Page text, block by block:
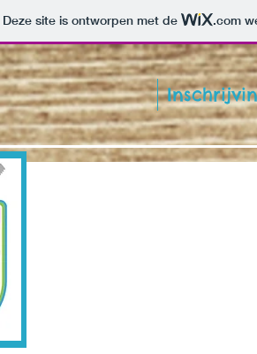
Deze site is ontworpen met de .com